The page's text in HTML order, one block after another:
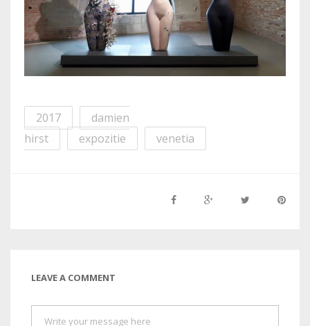
2017
damien
hirst
expozitie venetia
LEAVE A COMMENT